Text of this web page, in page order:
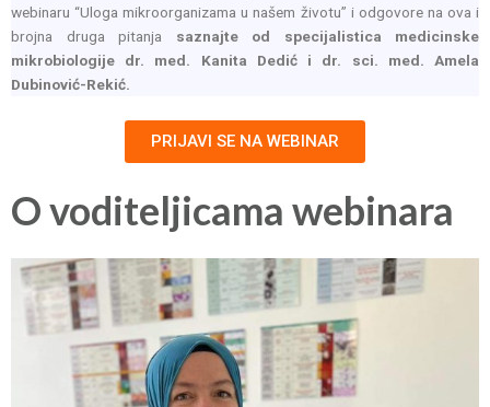
webinaru “Uloga mikroorganizama u našem životu” i odgovore na ova i
brojna druga pitanja saznajte od specijalistica medicinske
mikrobiologije dr. med. Kanita Dedić i dr. sci. med. Amela
Dubinović-Rekić.
PRIJAVI SE NA WEBINAR
O voditeljicama webinara